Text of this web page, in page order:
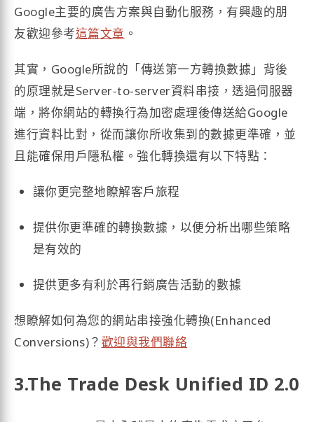
Google主要的廣告方案與自動化服務，有興趣的朋
友歡迎參考這篇文章 。
其實，Google所說的「傳送第一方轉換數據」背後
的原理就是Server-to-server資料串接，透過伺服器
端，將你網站的轉換行為加密處理後傳送給Google
進行資料比對，從而讓你所收集到的數據更準確，並
且能確保用戶隱私權。強化轉換還有以下特點：
讓你更完整地瞭解客戶旅程
提供你更準確的轉換數據，以便分析出哪些策略
是有效的
提供更多有利於再行銷廣告活動的數據
想瞭解如何為您的網站串接強化轉換(Enhanced
Conversions)？ 歡迎與我們聯絡
3.The Trade Desk Unified ID 2.0